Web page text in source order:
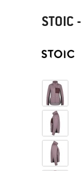
STOIC -